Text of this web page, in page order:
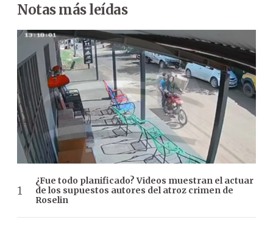
Notas más leídas
¿Fue todo planificado? Videos muestran el actuar
de los supuestos autores del atroz crimen de
Roselin